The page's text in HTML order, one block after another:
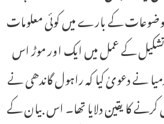
کے بارے میں کوئی معلومات
تشکیل کے عمل میں ایک اور موڑ اس
نے دعویٰ کیا کہ راہول گاندھی نے
کرنے کا یقین دلایا تھا۔ اس بیان کے